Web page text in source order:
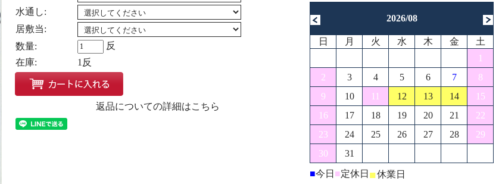
水通し:
居敷当:
数量:
反
在庫:
1反
返品についての詳細はこちら
2026/08
日 月 火 水 木 金
土
1
2
3 4 5 6 7
8
9
10 11 12 13 14
15
16
17 18 19 20 21
22
23
24 25 26 27 28
29
30
31
■今日 ■定休日 ■休業日